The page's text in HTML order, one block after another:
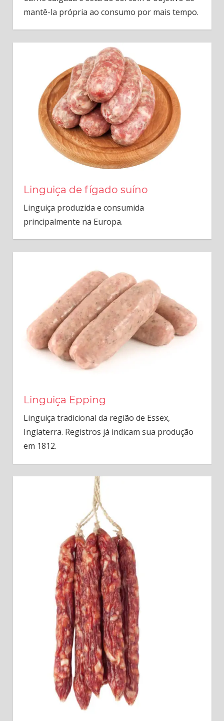
mantê-la própria ao consumo por mais tempo.
Linguiça de fígado suíno
Linguiça produzida e consumida
principalmente na Europa.
Linguiça Epping
Linguiça tradicional da região de Essex,
Inglaterra. Registros já indicam sua produção
em 1812.